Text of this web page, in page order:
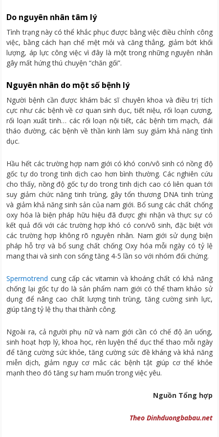
Do nguyên nhân tâm lý
Tình trạng này có thể khắc phục được bằng việc điều chỉnh công
việc, bằng cách hạn chế mệt mỏi và căng thẳng, giảm bớt khối
lượng, áp lực công việc vì đây là một trong những nguyên nhân
gây mất hứng thú chuyện “chăn gối”.
Nguyên nhân do một số bệnh lý
Người bệnh cần được khám bác sĩ chuyên khoa và điều trị tích
cực như các bệnh về cơ quan sinh dục, tiết niệu, rối loạn cương,
rối loạn xuất tinh… các rối loạn nội tiết, các bệnh tim mạch, đái
tháo đường, các bệnh về thần kinh làm suy giảm khả năng tình
dục.
Hầu hết các trường hợp nam giới có khó con/vô sinh có nồng độ
gốc tự do trong tinh dịch cao hơn bình thường. Các nghiên cứu
cho thấy, nồng độ gốc tự do trong tinh dịch cao có liên quan tới
suy giảm chức năng tinh trùng, gây tổn thương DNA tinh trùng
và giảm khả năng sinh sản của nam giới. Bổ sung các chất chống
oxy hóa là biện pháp hữu hiệu đã được ghi nhận và thực sự có
kết quả đối với các trường hợp khó có con/vô sinh, đặc biệt với
các trường hợp không rõ nguyên nhân. Nam giới sử dụng biện
pháp hỗ trợ và bổ sung chất chống Oxy hóa mỗi ngày có tỷ lệ
mang thai và sinh con sống tăng 4-5 lần so với nhóm đối chứng.
Spermotrend cung cấp các vitamin và khoáng chất có khả năng
chống lại gốc tự do là sản phẩm nam giới có thể tham khảo sử
dụng để nâng cao chất lượng tinh trùng, tăng cường sinh lực,
giúp tăng tỷ lệ thụ thai thành công.
Ngoài ra, cả người phụ nữ và nam giới cần có chế độ ăn uống,
sinh hoạt hợp lý, khoa học, rèn luyện thể dục thể thao mỗi ngày
để tăng cường sức khỏe, tăng cường sức đề kháng và khả năng
miễn dịch, giảm nguy cơ mắc các bệnh tật giúp cơ thể khỏe
mạnh theo đó tăng sự ham muốn trong việc yêu.
Nguồn Tổng hợp
Theo Dinhduongbabau.net